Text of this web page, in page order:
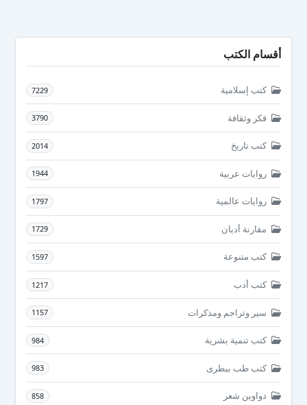
أقسام الكتب
كتب إسلامية 7229
فكر وثقافة 3790
كتب تاريخ 2014
روايات عربية 1944
روايات عالمية 1797
مقارنة أديان 1729
كتب متنوعة 1597
كتب أدب 1217
سير وتراجم ومذكرات 1157
كتب تنمية بشرية 984
كتب طب بيطرى 983
دواوين شعر 858